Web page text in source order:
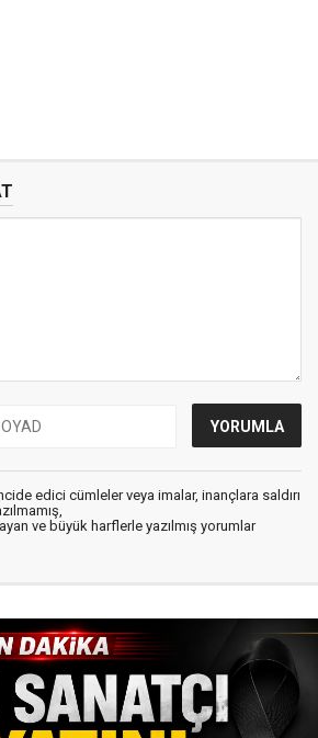
edici cümleler veya imalar, inançlara saldırı
ve büyük harflerle yazılmış yorumlar